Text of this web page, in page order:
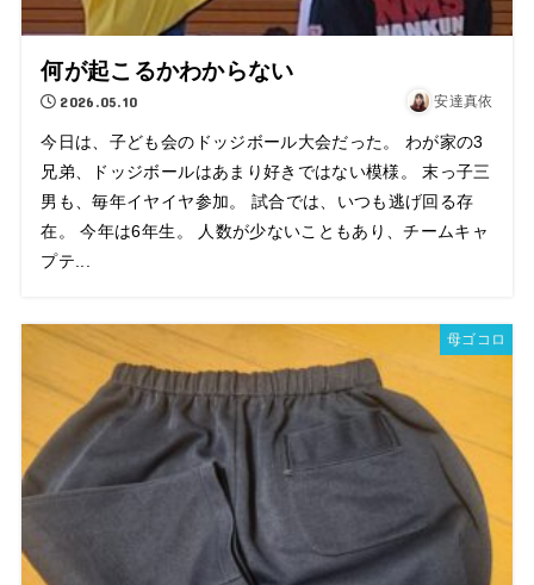
何が起こるかわからない
2026.05.10 安達真依
今日は、子ども会のドッジボール大会だった。 わが家の3
兄弟、ドッジボールはあまり好きではない模様。 末っ子三
男も、毎年イヤイヤ参加。 試合では、いつも逃げ回る存
在。 今年は6年生。 人数が少ないこともあり、チームキャ
プテ...
母ゴコロ